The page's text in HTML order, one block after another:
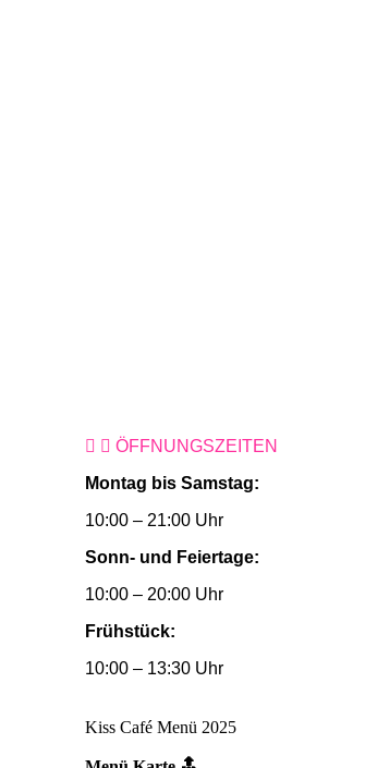
ÖFFNUNGSZEITEN
Montag bis Samstag:
10:00 – 21:00 Uhr
Sonn- und Feiertage:
10:00 – 20:00 Uhr
Frühstück:
10:00 – 13:30 Uhr
Kiss Café Menü 2025